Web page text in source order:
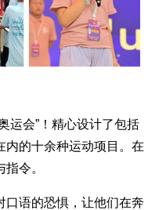
运会”！精心设计了包括
内的十余种运动项目。在
令。
口语的恐惧，让他们在奔